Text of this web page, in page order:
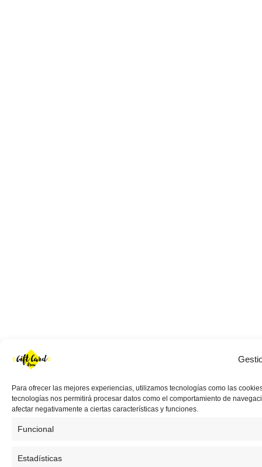
Para ofrecer las mejores experiencias, utilizamos tecnologías como las
tecnologías nos permitirá procesar datos como el comportamiento de
afectar negativamente a ciertas características y funciones.
Funcional
Estadísticas